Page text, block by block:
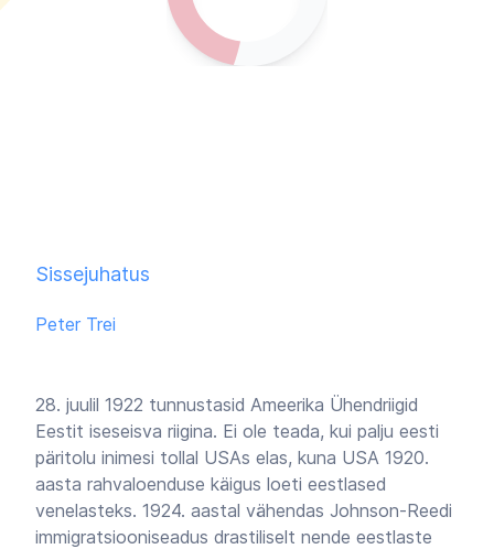
Sissejuhatus
Peter Trei
28. juulil 1922 tunnustasid Ameerika Ühendriigid
Eestit iseseisva riigina. Ei ole teada, kui palju eesti
päritolu inimesi tollal USAs elas, kuna USA 1920.
aasta rahvaloenduse käigus loeti eestlased
venelasteks. 1924. aastal vähendas Johnson-Reedi
immigratsiooniseadus drastiliselt nende eestlaste